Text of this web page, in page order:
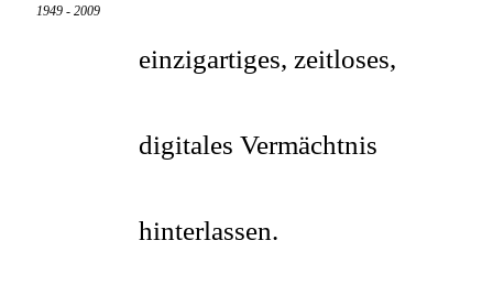
1949 - 2009
einzigartiges, zeitloses,
digitales Vermächtnis
hinterlassen.